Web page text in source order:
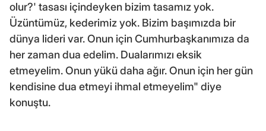
olur?' tasası içindeyken bizim tasamız yok.
Üzüntümüz, kederimiz yok. Bizim başımızda bir
dünya lideri var. Onun için Cumhurbaşkanımıza da
her zaman dua edelim. Dualarımızı eksik
etmeyelim. Onun yükü daha ağır. Onun için her gün
kendisine dua etmeyi ihmal etmeyelim" diye
konuştu.